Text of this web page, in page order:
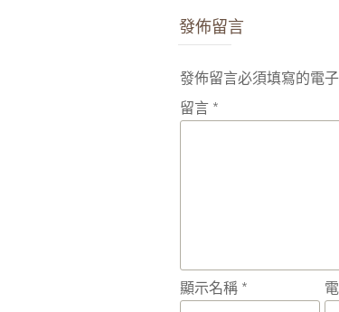
發佈留言
發佈留言必須填寫的電
留言 *
顯示名稱 *